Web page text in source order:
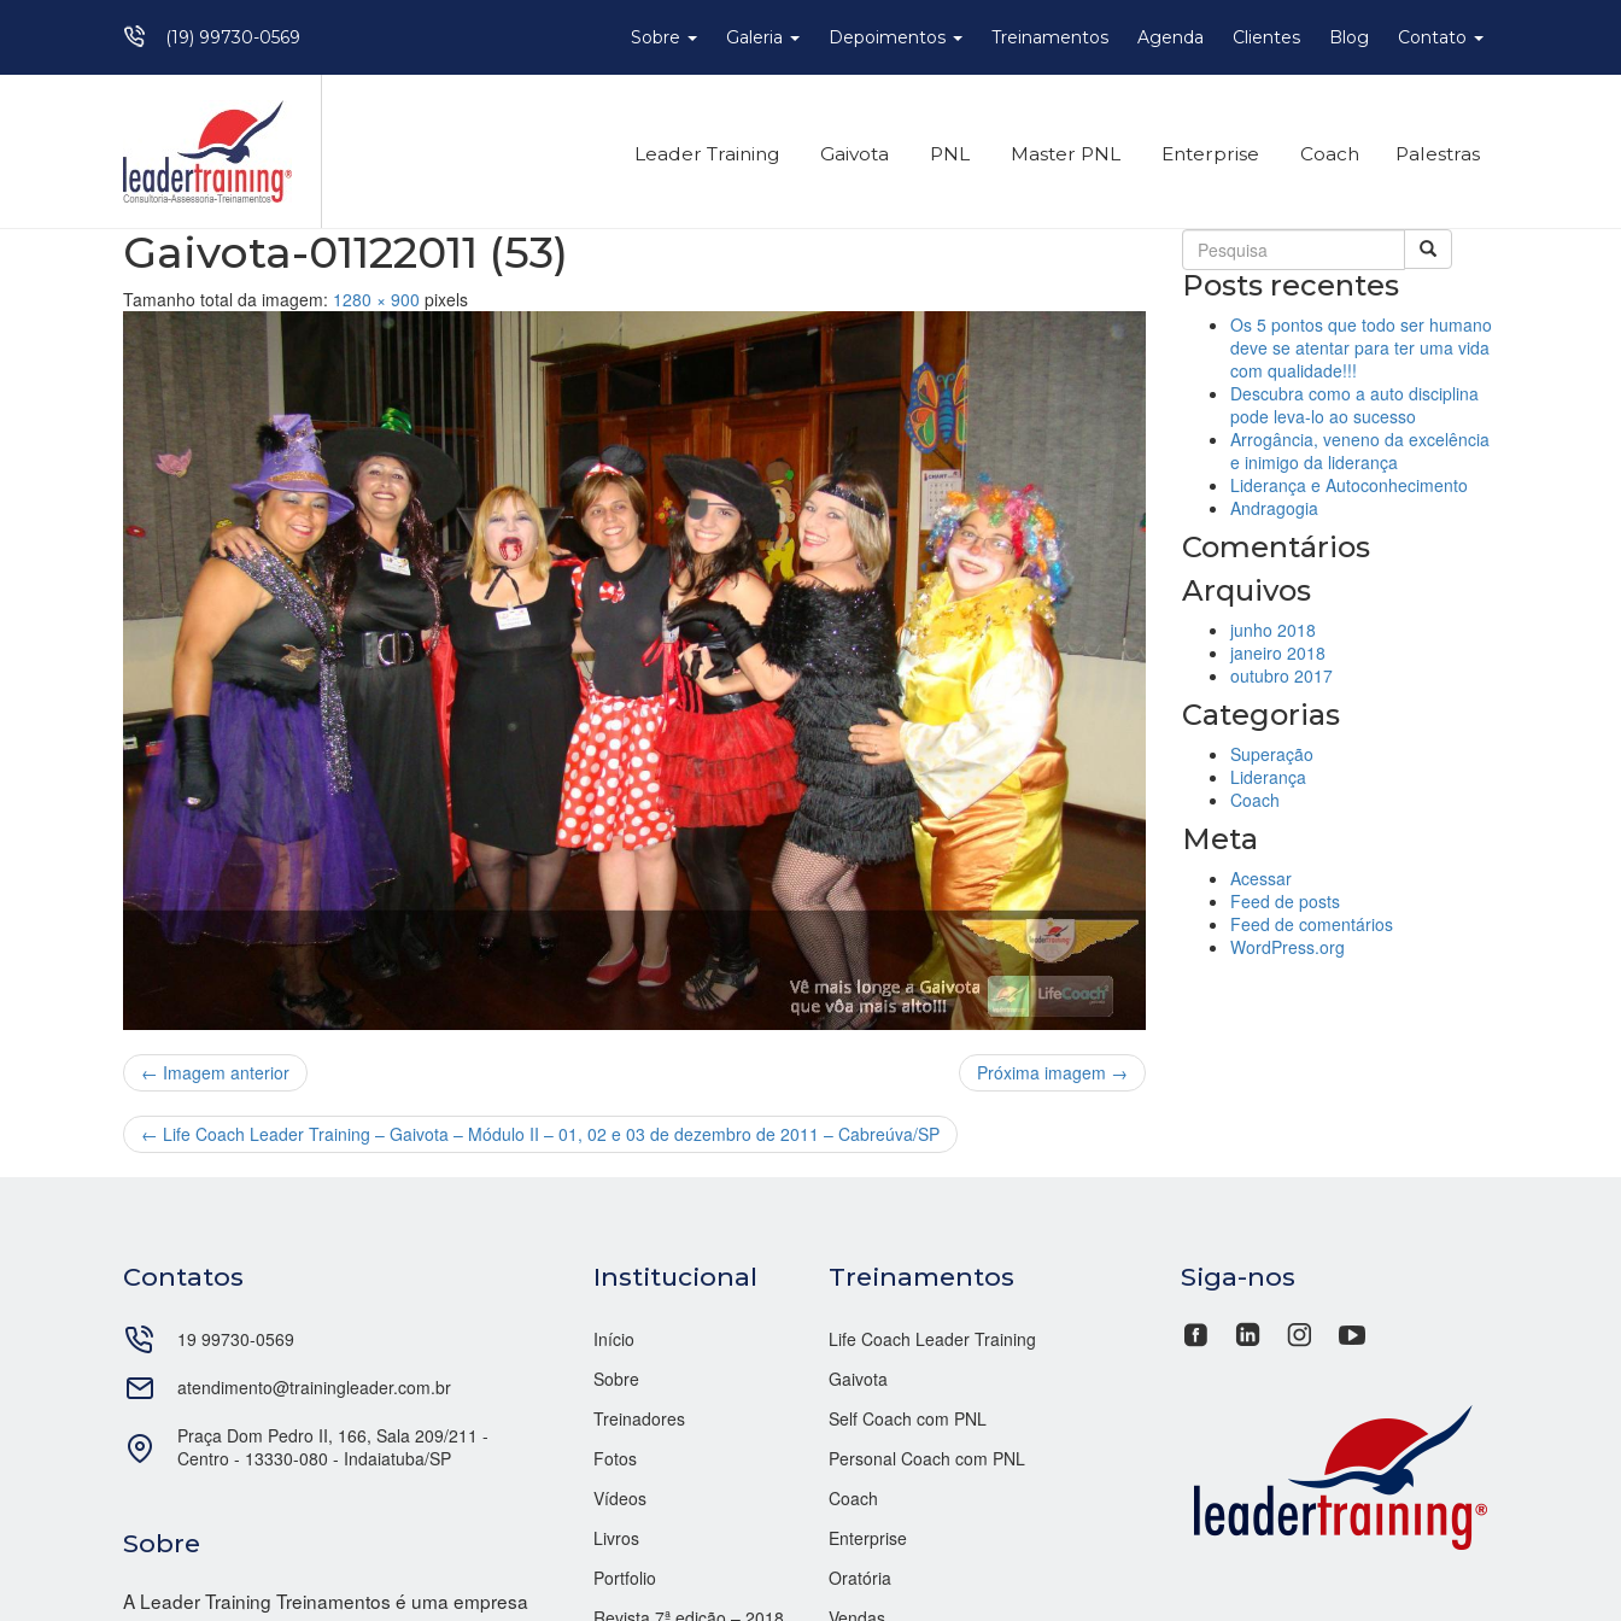
Pular para o conteúdo(19) 99730-0569 Sobre Galeria Depoimentos Treinamentos Agenda Clientes Blog Contato
Leader Training Gaivota PNL Master PNL Enterprise Coach Palestras
Gaivota-01122011 (53)
Tamanho total da imagem: 1280 × 900 pixels
← Imagem anterior Próxima imagem →
← Life Coach Leader Training – Gaivota – Módulo II – 01, 02 e 03 de dezembro de 2011 – Cabreúva/SP
Posts recentes
Os 5 pontos que todo ser humano
deve se atentar para ter uma vida
com qualidade!!!
Descubra como a auto disciplina
pode leva-lo ao sucesso
Arrogância, veneno da excelência
e inimigo da liderança
Liderança e Autoconhecimento
Andragogia
Comentários
Arquivos
junho 2018
janeiro 2018
outubro 2017
Categorias
Superação
Liderança
Coach
Meta
Acessar
Feed de posts
Feed de comentários
WordPress.org
Contatos
19 99730-0569
atendimento@trainingleader.com.br
Praça Dom Pedro II, 166, Sala 209/211 -
Centro - 13330-080 - Indaiatuba/SP
Sobre
A Leader Training Treinamentos é uma empresa
Institucional
Início
Sobre
Treinadores
Fotos
Vídeos
Livros
Portfolio
Treinamentos
Life Coach Leader Training
Gaivota
Self Coach com PNL
Personal Coach com PNL
Coach
Enterprise
Oratória
Siga-nos